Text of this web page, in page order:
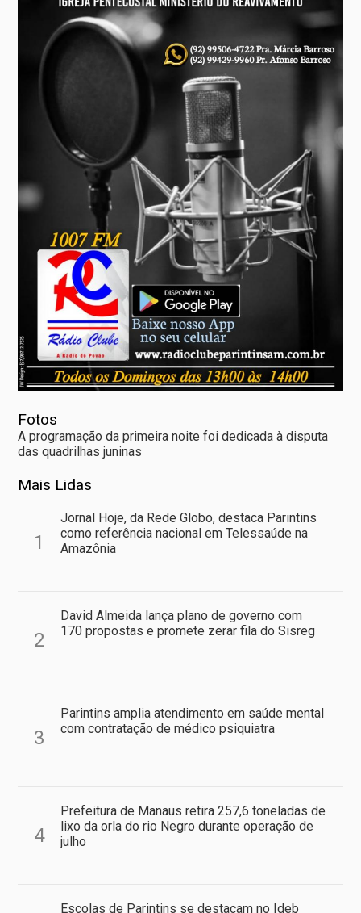
Fotos
A programação da primeira noite foi dedicada à disputa
das quadrilhas juninas
Mais Lidas
1
Jornal Hoje, da Rede Globo, destaca Parintins
como referência nacional em Telessaúde na
Amazônia
2
David Almeida lança plano de governo com
170 propostas e promete zerar fila do Sisreg
3
Parintins amplia atendimento em saúde mental
com contratação de médico psiquiatra
4
Prefeitura de Manaus retira 257,6 toneladas de
lixo da orla do rio Negro durante operação de
julho
Escolas de Parintins se destacam no Ideb